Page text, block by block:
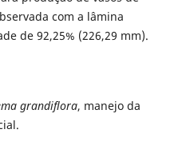
com a lâmina
de 92,25% (226,29 mm).
grandiflora, manejo da